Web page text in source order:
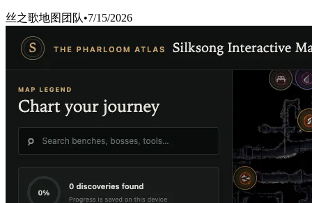
丝之歌地图团队•7/15/2026